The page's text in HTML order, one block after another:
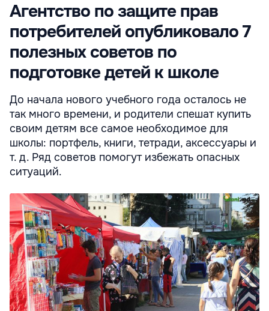
Агентство по защите прав
потребителей опубликовало 7
полезных советов по
подготовке детей к школе
До начала нового учебного года осталось не
так много времени, и родители спешат купить
своим детям все самое необходимое для
школы: портфель, книги, тетради, аксессуары и
т. д. Ряд советов помогут избежать опасных
ситуаций.